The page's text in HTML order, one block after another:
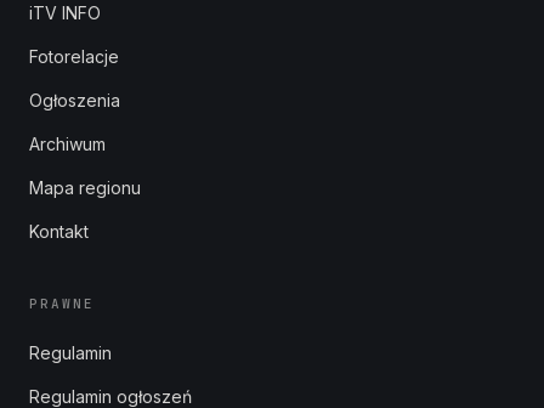
iTV INFO
Fotorelacje
Ogłoszenia
Archiwum
Mapa regionu
Kontakt
PRAWNE
Regulamin
Regulamin ogłoszeń